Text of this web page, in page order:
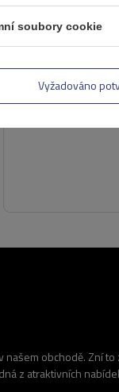
obchodě. Zní
z atraktivních
soubory cookie
Vyžadováno